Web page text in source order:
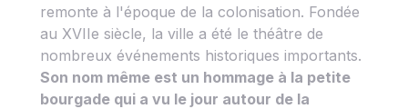
remonte à l'époque de la colonisation. Fondée
au XVIIe siècle, la ville a été le théâtre de
nombreux événements historiques importants.
Son nom même est un hommage à la petite
bourgade qui a vu le jour autour de la